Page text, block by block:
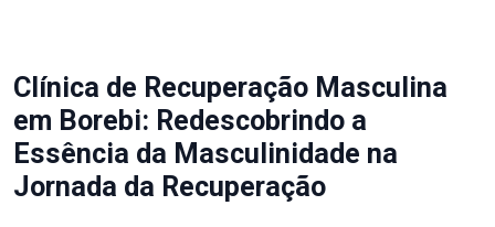
Clínica de Recuperação Masculina
em Borebi: Redescobrindo a
Essência da Masculinidade na
Jornada da Recuperação